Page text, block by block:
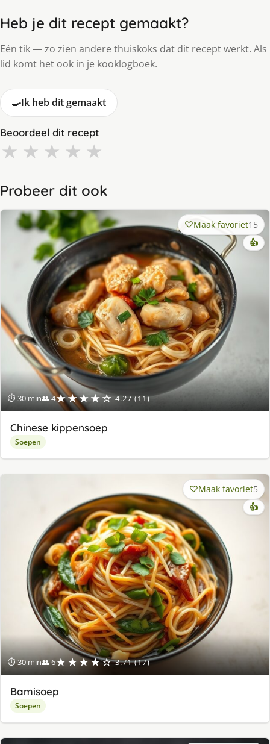
Heb je dit recept gemaakt?
Eén tik — zo zien andere thuiskoks dat dit recept werkt. Als
lid komt het ook in je kooklogboek.
🍳Ik heb dit gemaakt
Beoordeel dit recept
★ ★ ★ ★ ★
Probeer dit ook
⏱ 30 min👥 4★★★★☆ 4.27 (11)
Maak favoriet15
👍
Chinese kippensoep
Soepen
⏱ 30 min👥 6★★★★☆ 3.71 (17)
Maak favoriet5
👍
Bamisoep
Soepen